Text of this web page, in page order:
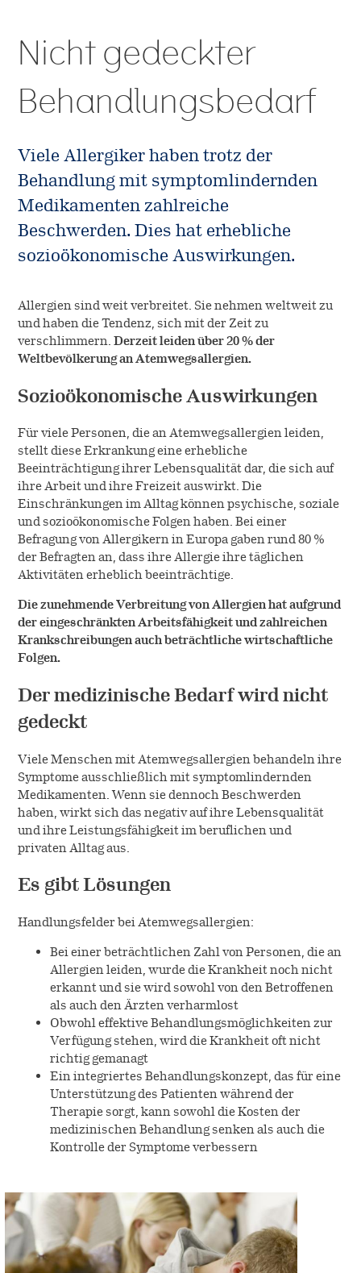
Native Allergene
Forschung
Produktion
Anwendungsbeobachtungen
Freie Stellen
Cultural Beliefs
ALK Österreich
Geschichte
EFPIA
Nicht gedeckter
Behandlungsbedarf
Viele Allergiker haben trotz der
Behandlung mit symptomlindernden
Medikamenten zahlreiche
Beschwerden. Dies hat erhebliche
sozioökonomische Auswirkungen.
Allergien sind weit verbreitet. Sie nehmen weltweit zu
und haben die Tendenz, sich mit der Zeit zu
verschlimmern.Derzeit leiden über 20 % der
Weltbevölkerung an Atemwegsallergien.
Sozioökonomische Auswirkungen
Für viele Personen, die an Atemwegsallergien leiden,
stellt diese Erkrankung eine erhebliche
Beeinträchtigung ihrer Lebensqualität dar, die sich auf
ihre Arbeit und ihre Freizeit auswirkt. Die
Einschränkungen im Alltag können psychische, soziale
und sozioökonomische Folgen haben. Bei einer
Befragung von Allergikern in Europa gaben rund 80 %
der Befragten an, dass ihre Allergie ihre täglichen
Aktivitäten erheblich beeinträchtige.
Die zunehmende Verbreitung von Allergien hat aufgrund
der eingeschränkten Arbeitsfähigkeit und zahlreichen
Krankschreibungen auch beträchtliche wirtschaftliche
Folgen.
Der medizinische Bedarf wird nicht
gedeckt
Viele Menschen mit Atemwegsallergien behandeln ihre
Symptome ausschließlich mit symptomlindernden
Medikamenten. Wenn sie dennoch Beschwerden
haben, wirkt sich das negativ auf ihre Lebensqualität
und ihre Leistungsfähigkeit im beruflichen und
privaten Alltag aus.
Es gibt Lösungen
Handlungsfelder bei Atemwegsallergien:
Bei einer beträchtlichen Zahl von Personen, die an
Allergien leiden, wurde die Krankheit noch nicht
erkannt und sie wird sowohl von den Betroffenen
als auch den Ärzten verharmlost
Obwohl effektive Behandlungsmöglichkeiten zur
Verfügung stehen, wird die Krankheit oft nicht
richtig gemanagt
Ein integriertes Behandlungskonzept, das für eine
Unterstützung des Patienten während der
Therapie sorgt, kann sowohl die Kosten der
medizinischen Behandlung senken als auch die
Kontrolle der Symptome verbessern